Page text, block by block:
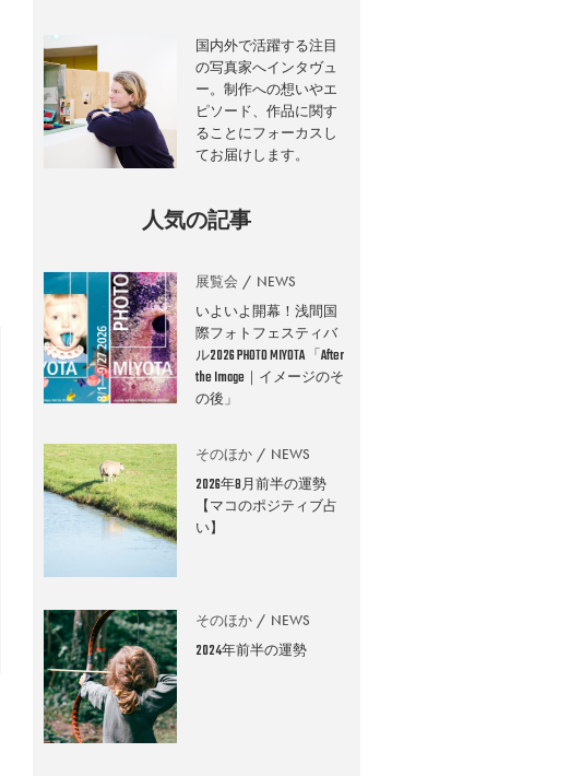
国内外で活躍する注目
の写真家へインタヴュ
ー。制作への想いやエ
ピソード、作品に関す
ることにフォーカスし
てお届けします。
人気の記事
展覧会 NEWS
いよいよ開幕！浅間国
際フォトフェスティバ
ル2026 PHOTO MIYOTA 「After
the Image｜イメージのそ
の後」
そのほか NEWS
2026年8月前半の運勢
【マコのポジティブ占
い】
そのほか NEWS
2024年前半の運勢